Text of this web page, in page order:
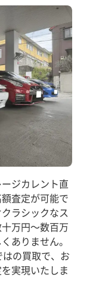
ジカレント直
査定が可能で
ラシックなス
万円～数百万
ありません。
の買取で、お
実現いたしま